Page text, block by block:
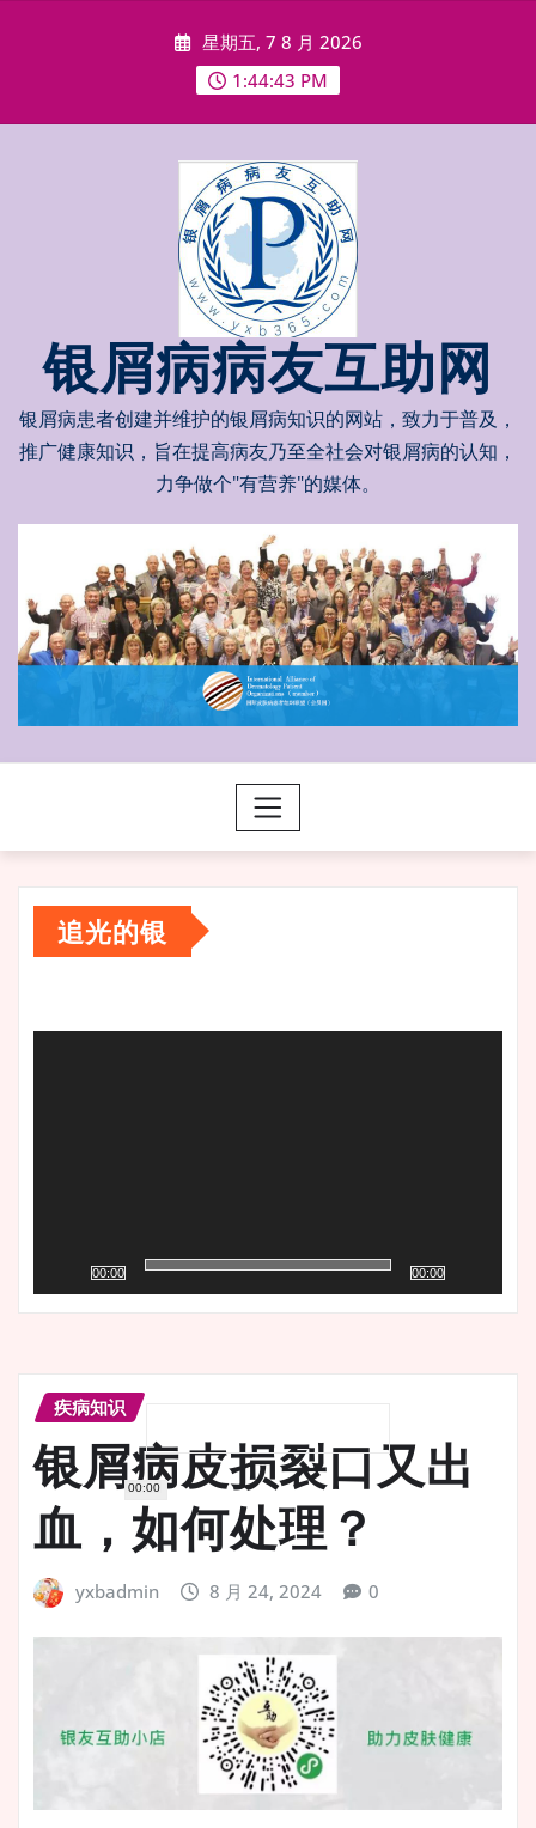
星期五, 7 8 月 2026
1:44:44 PM
银屑病病友互助网
银屑病患者创建并维护的银屑病知识的网站，致力于普及，
推广健康知识，旨在提高病友乃至全社会对银屑病的认知，
力争做个"有营养"的媒体。
追光的银
00:00
00:00
00:00
疾病知识
银屑病皮损裂口又出
血，如何处理？
yxbadmin 8 月 24, 2024 0